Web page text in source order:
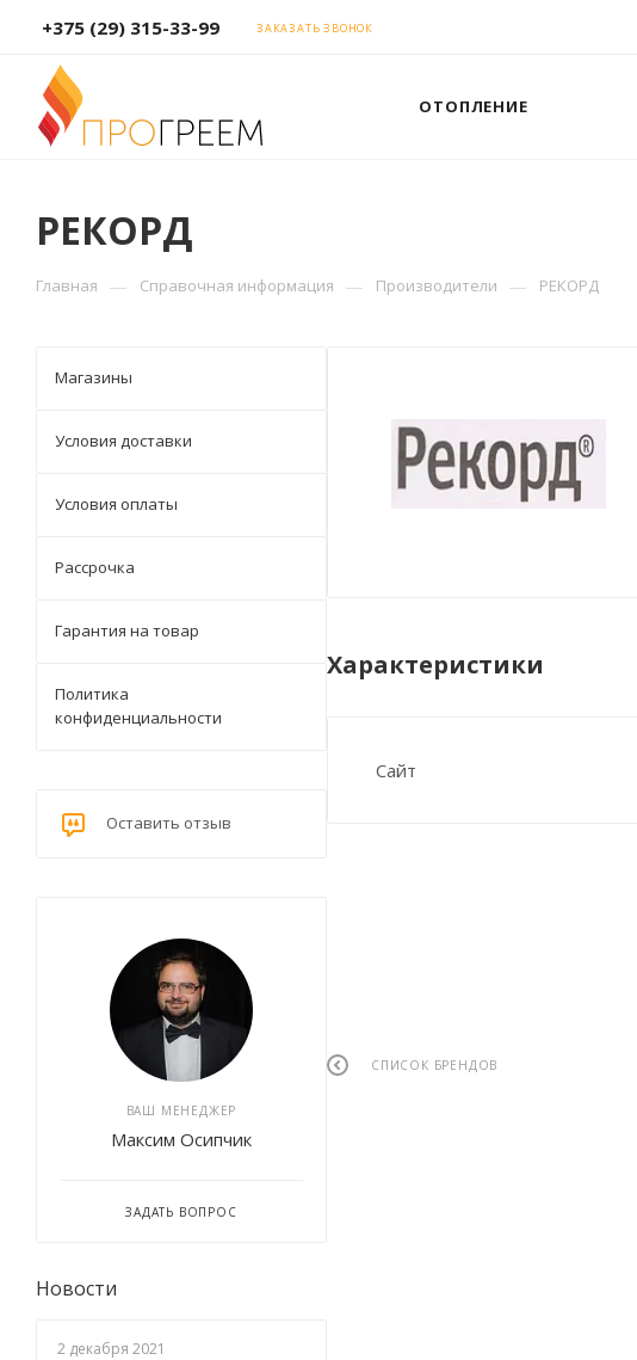
+375 (29) 315-33-99 ЗАКАЗАТЬ ЗВОНОК
ОТОПЛЕНИЕ
РЕКОРД
Главная — Справочная информация — Производители — РЕКОРД
Характеристики
Сайт
СПИСОК БРЕНДОВ
Магазины
Условия доставки
Условия оплаты
Рассрочка
Гарантия на товар
Политика
конфиденциальности
Оставить отзыв
ВАШ МЕНЕДЖЕР
Максим Осипчик
ЗАДАТЬ ВОПРОС
Новости
2 декабря 2021